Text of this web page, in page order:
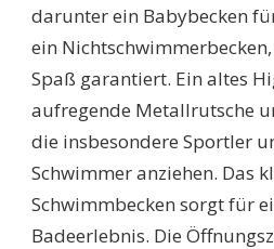
darunter ein Babybecken
ein
Spaß garantiert. Ein altes
aufregende Metallrutsche
die insbesondere Sportler
Schwimmer anziehen. Das
Schwimmbecken sorgt für
Badeerlebnis. Die